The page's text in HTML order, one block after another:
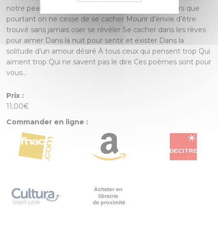
notre peau se poser Mourir d’envie d’appartenir alors que
pourtant on ne cesse de se cacher Mourir d’envie d’être
trouvé sans jamais oser se révéler Se cacher dans les rêves
pour aimer Dans la nuit pour sentir et exister Dans la
solitude d’un amour désiré À tous ceux qui pensent trop Qui
aiment trop Qui ne savent pas le dire Ces poèmes sont pour
vous…
Prix :
11,00€
Commander en ligne :